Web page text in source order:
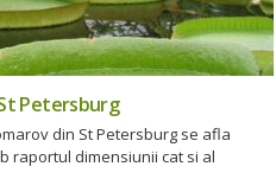
Petersburg
din St Petersburg se afla
raportul dimensiunii cat si al